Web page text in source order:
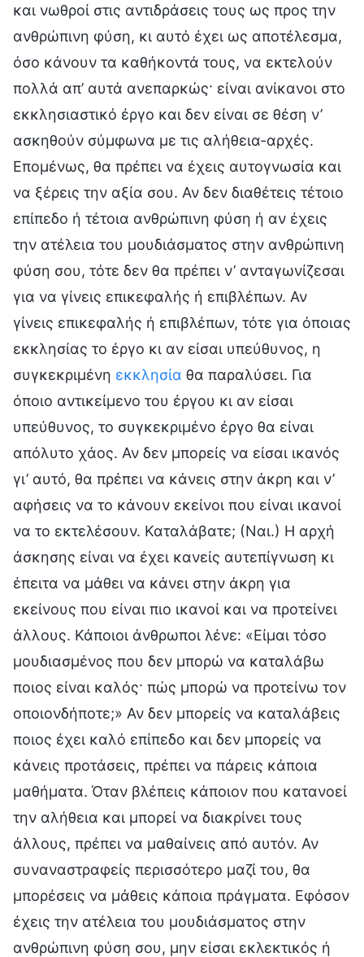
και νωθροί στις αντιδράσεις τους ως προς την
ανθρώπινη φύση, κι αυτό έχει ως αποτέλεσμα,
όσο κάνουν τα καθήκοντά τους, να εκτελούν
πολλά απ’ αυτά ανεπαρκώς· είναι ανίκανοι στο
εκκλησιαστικό έργο και δεν είναι σε θέση ν’
ασκηθούν σύμφωνα με τις αλήθεια-αρχές.
Επομένως, θα πρέπει να έχεις αυτογνωσία και
να ξέρεις την αξία σου. Αν δεν διαθέτεις τέτοιο
επίπεδο ή τέτοια ανθρώπινη φύση ή αν έχεις
την ατέλεια του μουδιάσματος στην ανθρώπινη
φύση σου, τότε δεν θα πρέπει ν’ ανταγωνίζεσαι
για να γίνεις επικεφαλής ή επιβλέπων. Αν
γίνεις επικεφαλής ή επιβλέπων, τότε για όποιας
εκκλησίας το έργο κι αν είσαι υπεύθυνος, η
συγκεκριμένη εκκλησία θα παραλύσει. Για
όποιο αντικείμενο του έργου κι αν είσαι
υπεύθυνος, το συγκεκριμένο έργο θα είναι
απόλυτο χάος. Αν δεν μπορείς να είσαι ικανός
γι’ αυτό, θα πρέπει να κάνεις στην άκρη και ν’
αφήσεις να το κάνουν εκείνοι που είναι ικανοί
να το εκτελέσουν. Καταλάβατε; (Ναι.) Η αρχή
άσκησης είναι να έχει κανείς αυτεπίγνωση κι
έπειτα να μάθει να κάνει στην άκρη για
εκείνους που είναι πιο ικανοί και να προτείνει
άλλους. Κάποιοι άνθρωποι λένε: «Είμαι τόσο
μουδιασμένος που δεν μπορώ να καταλάβω
ποιος είναι καλός· πώς μπορώ να προτείνω τον
οποιονδήποτε;» Αν δεν μπορείς να καταλάβεις
ποιος έχει καλό επίπεδο και δεν μπορείς να
κάνεις προτάσεις, πρέπει να πάρεις κάποια
μαθήματα. Όταν βλέπεις κάποιον που κατανοεί
την αλήθεια και μπορεί να διακρίνει τους
άλλους, πρέπει να μαθαίνεις από αυτόν. Αν
συναναστραφείς περισσότερο μαζί του, θα
μπορέσεις να μάθεις κάποια πράγματα. Εφόσον
έχεις την ατέλεια του μουδιάσματος στην
ανθρώπινη φύση σου, μην είσαι εκλεκτικός ή